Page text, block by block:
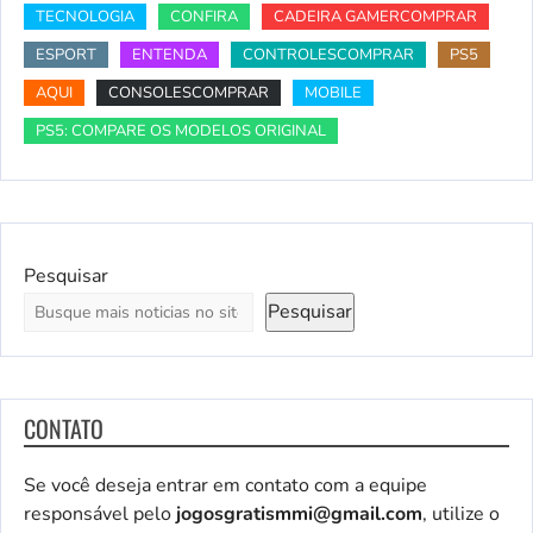
TECNOLOGIA
CONFIRA
CADEIRA GAMERCOMPRAR
ESPORT
ENTENDA CONTROLESCOMPRAR
PS5
AQUI
CONSOLESCOMPRAR
MOBILE
PS5: COMPARE OS MODELOS ORIGINAL
Pesquisar
Pesquisar
CONTATO
Se você deseja entrar em contato com a equipe
responsável pelo jogosgratismmi@gmail.com, utilize o